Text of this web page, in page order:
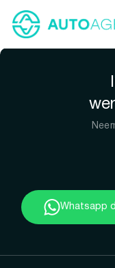
Whatsapp